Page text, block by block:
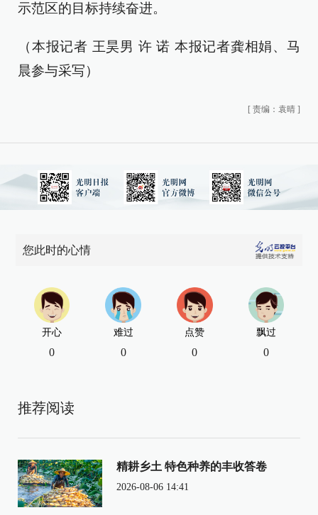
示范区的目标持续奋进。
（本报记者 王昊男 许 诺 本报记者龚相娟、马
晨参与采写）
[ 责编：袁晴 ]
您此时的心情
开心
0
难过
0
点赞
0
飘过
0
推荐阅读
精耕乡土 特色种养的丰收答卷
2026-08-06 14:41